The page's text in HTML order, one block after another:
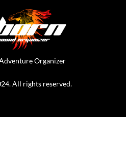
Organizer
All rights reserved.